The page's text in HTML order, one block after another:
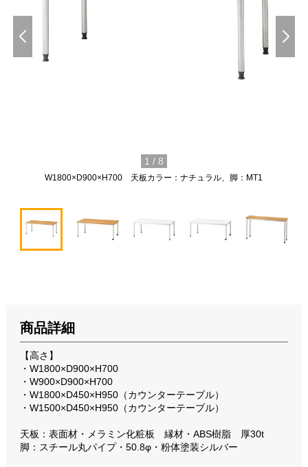
W1800×D900×H700 天板カラー：ナチュラル、脚：MT1
1 / 8
商品詳細
【高さ】
・W1800×D900×H700
・W900×D900×H700
・W1800×D450×H950（カウンターテーブル）
・W1500×D450×H950（カウンターテーブル）
天板：表面材・メラミン化粧板 縁材・ABS樹脂 厚30t
脚：スチール丸パイプ・50.8φ・粉体塗装シルバー